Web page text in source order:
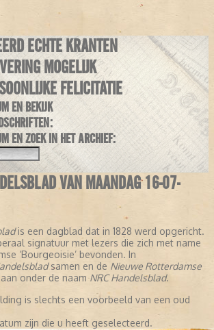
ECHTE KRANTEN
MOGELIJK
FELICITATIE
EN BEKIJK
EN ZOEK IN HET ARCHIEF:
VAN MAANDAG 16-07-
is een dagblad dat in 1828 werd opgericht.
signatuur met lezers die zich met name
‘Bourgeoisie’ bevonden. In
samen en de Nieuwe Rotterdamse
onder de naamNRC Handelsblad.
is slechts een voorbeeld van een oud
zijn die u heeft geselecteerd.